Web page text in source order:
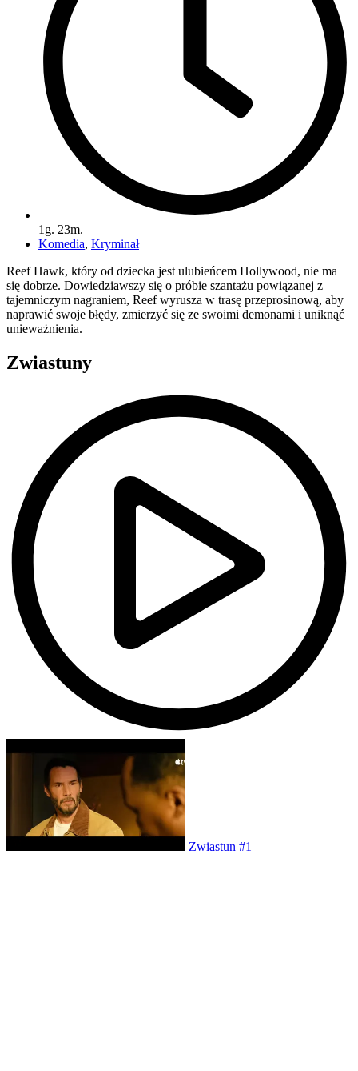
1g. 23m.
Komedia, Kryminał
Reef Hawk, który od dziecka jest ulubieńcem Hollywood, nie ma
się dobrze. Dowiedziawszy się o próbie szantażu powiązanej z
tajemniczym nagraniem, Reef wyrusza w trasę przeprosinową, aby
naprawić swoje błędy, zmierzyć się ze swoimi demonami i uniknąć
unieważnienia.
Zwiastuny
Zwiastun #1